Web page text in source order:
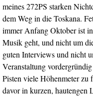
meines 272PS starken
dem Weg in die Toskana.
immer Anfang Oktober ist
Musik geht, und nicht um
guten Interviews und nicht
Veranstaltung
Pisten viele Höhenmeter zu
davor in kurzen, hautengen